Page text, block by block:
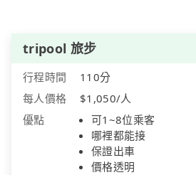
tripool 旅步
行程時間
110分
每人價格
$1,050/人
優點
可1~8位乘客
哪裡都能接
保證出車
價格透明